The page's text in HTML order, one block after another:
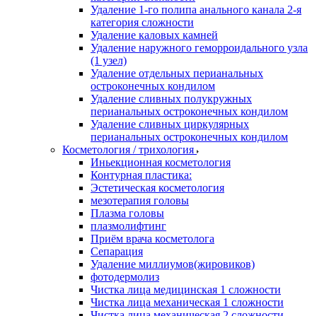
Удаление 1-го полипа анального канала 2-я
категория сложности
Удаление каловых камней
Удаление наружного геморроидального узла
(1 узел)
Удаление отдельных перианальных
остроконечных кондилом
Удаление сливных полукружных
перианальных остроконечных кондилом
Удаление сливных циркулярных
перианальных остроконечных кондилом
Косметология / трихология
Иньекционная косметология
Контурная пластика:
Эстетическая косметология
мезотерапия головы
Плазма головы
плазмолифтинг
Приём врача косметолога
Сепарация
Удаление миллиумов(жировиков)
фотодермолиз
Чистка лица медицинская 1 сложности
Чистка лица механическая 1 сложности